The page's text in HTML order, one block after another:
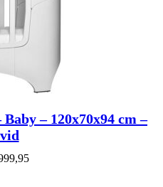
– 120x70x94 cm –